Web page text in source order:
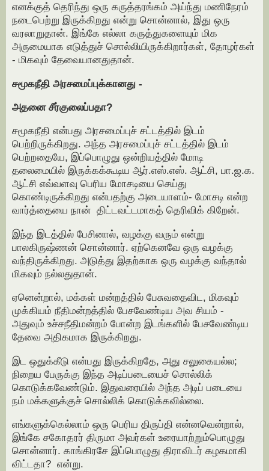
எனக்குத் தெரிந்து ஒரு கருத்தரங்கம் அய்ந்து மணிநேரம்
நடைபெற்று இருக்கிறது என்று சொன்னால், இது ஒரு
வரலாறுதான். இங்கே எல்லா கருத்துகளையும் மிக
அருமையாக எடுத்துச் சொல்லியிருக்கிறார்கள், தோழர்கள்
- மிகவும் தேவையானதுதான்.
சமூகநீதி அரசமைப்புக்கானது -
அதனை சீர்குலைப்பதா?
சமூகநீதி என்பது அரசமைப்புச் சட்டத்தில் இடம்
பெற்றிருக்கிறது. அந்த அரசமைப்புச் சட்டத்தில் இடம்
பெற்றதையே, இப்பொழுது ஒன்றியத்தில் மோடி
தலைமையில் இருக்கக்கூடிய ஆர்.எஸ்.எஸ். ஆட்சி, பா.ஜ.க.
ஆட்சி எவ்வளவு பெரிய மோசடியை செய்து
கொண்டிருக்கிறது என்பதற்கு அடையாளம்- மோசடி என்ற
வார்த்தையை நான் திட்டவட்டமாகத் தெரிவிக் கிறேன்.
இந்த இடத்தில் பேசினால், வழக்கு வரும் என்று
பாலகிருஷ்ணன் சொன்னார். ஏற்கெனவே ஒரு வழக்கு
வந்திருக்கிறது. அடுத்து இதற்காக ஒரு வழக்கு வந்தால்
மிகவும் நல்லதுதான்.
ஏனென்றால், மக்கள் மன்றத்தில் பேசுவதைவிட, மிகவும்
முக்கியம் நீதிமன்றத்தில் பேசவேண்டிய அவ சியம் -
அதுவும் உச்சநீதிமன்றம் போன்ற இடங்களில் பேசவேண்டிய
தேவை அதிகமாக இருக்கிறது.
இட ஒதுக்கீடு என்பது இருக்கிறதே, அது சலுகையல்ல;
நிறைய பேருக்கு இந்த அடிப்படையைச் சொல்லிக்
கொடுக்கவேண்டும். இதுவரையில் அந்த அடிப் படையை
நம் மக்களுக்குச் சொல்லிக் கொடுக்கவில்லை.
எங்களுக்கெல்லாம் ஒரு பெரிய திருப்தி என்னவென்றால்,
இங்கே சகோதரர் திருமா அவர்கள் உரையாற்றும்பொழுது
சொன்னார். காங்கிரசே இப்பொழுது திராவிடர் கழகமாகி
விட்டதா? என்று.